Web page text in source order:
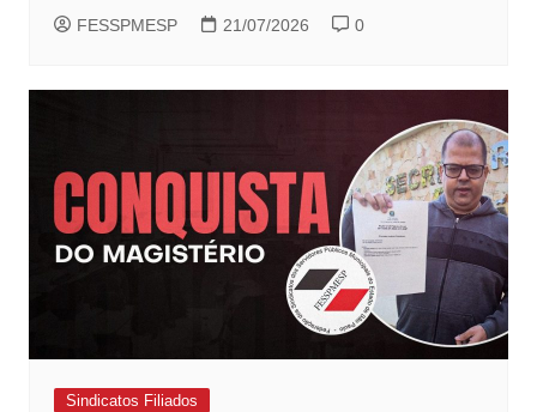
FESSPMESP 21/07/2026 0
Sindicatos Filiados